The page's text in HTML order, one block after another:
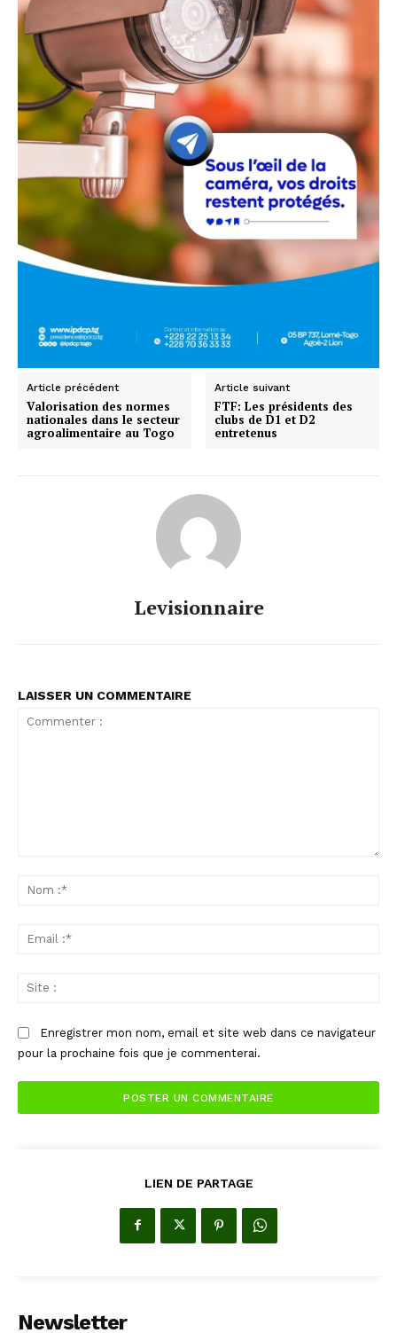
Article précédent
Valorisation des normes
nationales dans le secteur
agroalimentaire au Togo
Article suivant
FTF: Les présidents des
clubs de D1 et D2
entretenus
Levisionnaire
LAISSER UN COMMENTAIRE
Enregistrer mon nom, email et site web dans ce navigateur
pour la prochaine fois que je commenterai.
LIEN DE PARTAGE
Newsletter